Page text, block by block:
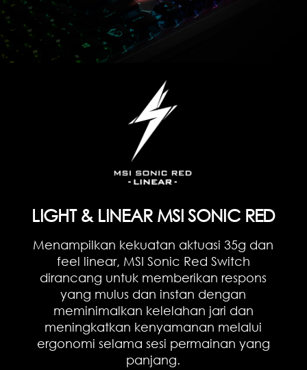
LIGHT & LINEAR MSI SONIC RED
Menampilkan kekuatan aktuasi 35g dan
feel linear, MSI Sonic Red Switch
dirancang untuk memberikan respons
yang mulus dan instan dengan
meminimalkan kelelahan jari dan
meningkatkan kenyamanan melalui
ergonomi selama sesi permainan yang
panjang.